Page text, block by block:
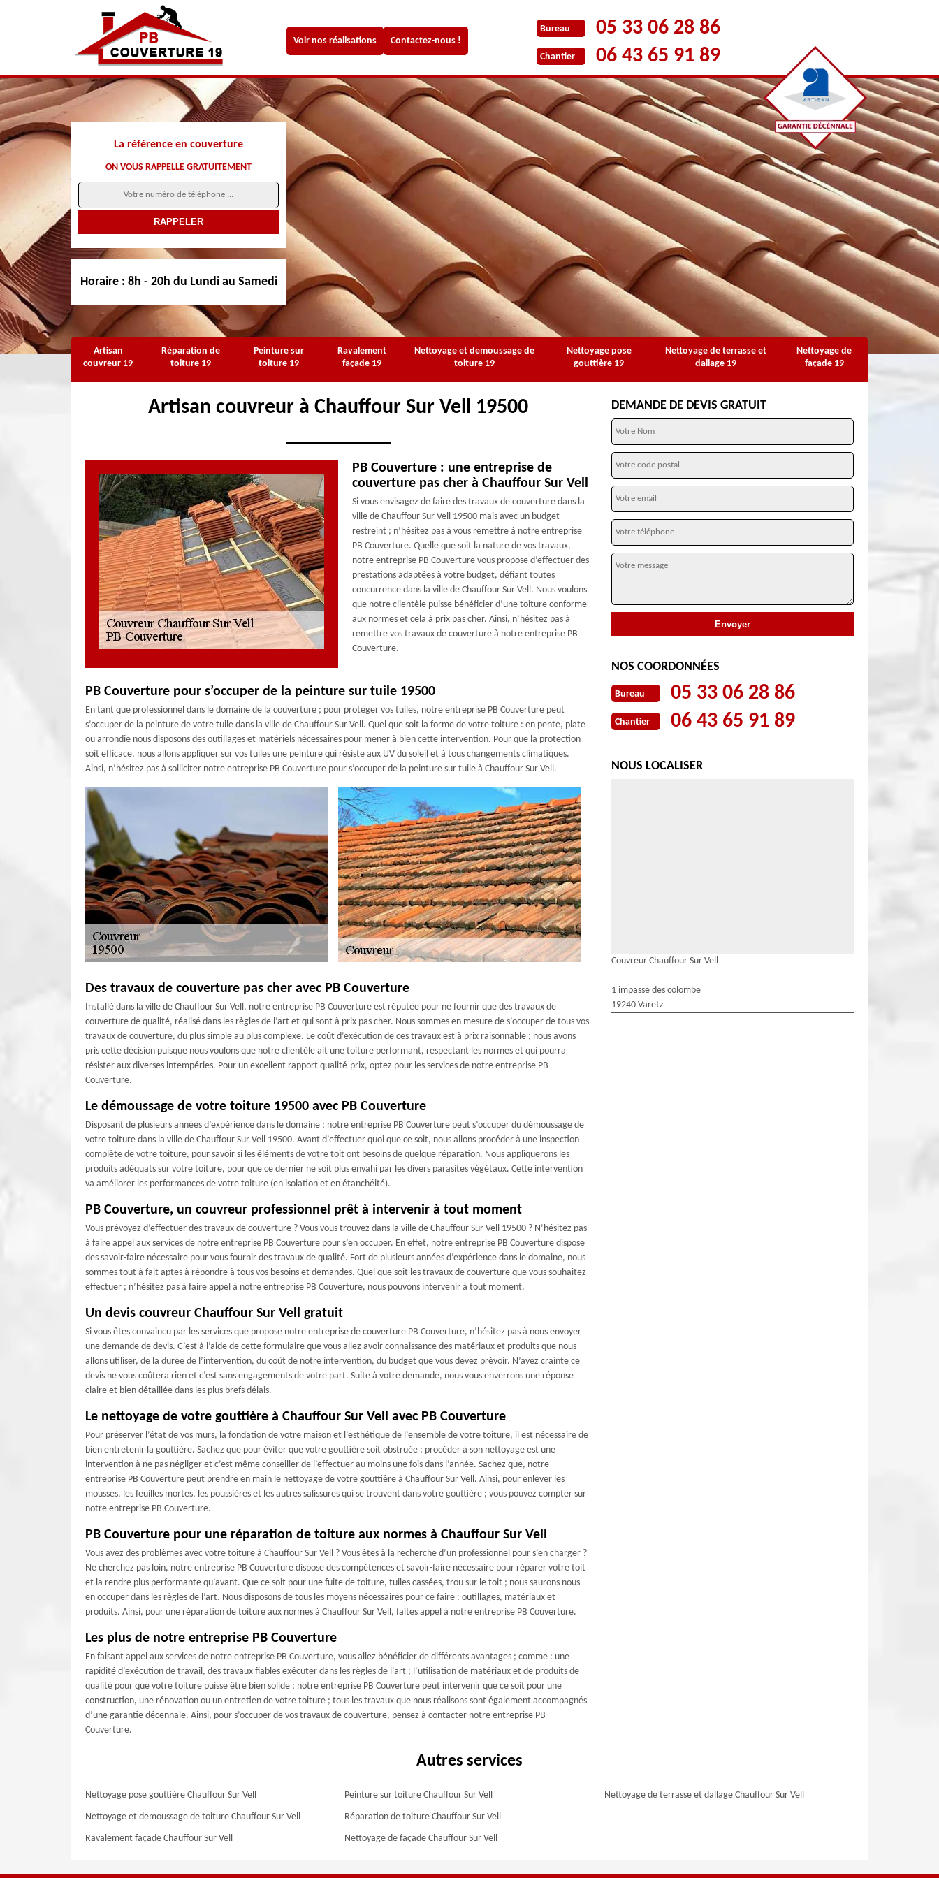
Voir nos réalisations Contactez-nous !
Bureau 05 33 06 28 86
Chantier 06 43 65 91 89
La référence en couverture
ON VOUS RAPPELLE GRATUITEMENT
Horaire : 8h - 20h du Lundi au Samedi
Artisan
couvreur 19
Réparation de
toiture 19
Peinture sur
toiture 19
Ravalement
façade 19
Nettoyage et demoussage de
toiture 19
Nettoyage pose
gouttière 19
Nettoyage de terrasse et
dallage 19
Nettoyage de
façade 19
Artisan couvreur à Chauffour Sur Vell 19500
PB Couverture : une entreprise de
couverture pas cher à Chauffour Sur Vell
Si vous envisagez de faire des travaux de couverture dans la
ville de Chauffour Sur Vell 19500 mais avec un budget
restreint ; n’hésitez pas à vous remettre à notre entreprise
PB Couverture. Quelle que soit la nature de vos travaux,
notre entreprise PB Couverture vous propose d’effectuer des
prestations adaptées à votre budget, défiant toutes
concurrence dans la ville de Chauffour Sur Vell. Nous voulons
que notre clientèle puisse bénéficier d’une toiture conforme
aux normes et cela à prix pas cher. Ainsi, n’hésitez pas à
remettre vos travaux de couverture à notre entreprise PB
Couverture.
PB Couverture pour s’occuper de la peinture sur tuile 19500
En tant que professionnel dans le domaine de la couverture ; pour protéger vos tuiles, notre entreprise PB Couverture peut
s’occuper de la peinture de votre tuile dans la ville de Chauffour Sur Vell. Quel que soit la forme de votre toiture : en pente, plate
ou arrondie nous disposons des outillages et matériels nécessaires pour mener à bien cette intervention. Pour que la protection
soit efficace, nous allons appliquer sur vos tuiles une peinture qui résiste aux UV du soleil et à tous changements climatiques.
Ainsi, n’hésitez pas à solliciter notre entreprise PB Couverture pour s’occuper de la peinture sur tuile à Chauffour Sur Vell.
Des travaux de couverture pas cher avec PB Couverture
Installé dans la ville de Chauffour Sur Vell, notre entreprise PB Couverture est réputée pour ne fournir que des travaux de
couverture de qualité, réalisé dans les règles de l’art et qui sont à prix pas cher. Nous sommes en mesure de s’occuper de tous vos
travaux de couverture, du plus simple au plus complexe. Le coût d’exécution de ces travaux est à prix raisonnable ; nous avons
pris cette décision puisque nous voulons que notre clientèle ait une toiture performant, respectant les normes et qui pourra
résister aux diverses intempéries. Pour un excellent rapport qualité-prix, optez pour les services de notre entreprise PB
Couverture.
Le démoussage de votre toiture 19500 avec PB Couverture
Disposant de plusieurs années d’expérience dans le domaine ; notre entreprise PB Couverture peut s’occuper du démoussage de
votre toiture dans la ville de Chauffour Sur Vell 19500. Avant d’effectuer quoi que ce soit, nous allons procéder à une inspection
complète de votre toiture, pour savoir si les éléments de votre toit ont besoins de quelque réparation. Nous appliquerons les
produits adéquats sur votre toiture, pour que ce dernier ne soit plus envahi par les divers parasites végétaux. Cette intervention
va améliorer les performances de votre toiture (en isolation et en étanchéité).
PB Couverture, un couvreur professionnel prêt à intervenir à tout moment
Vous prévoyez d’effectuer des travaux de couverture ? Vous vous trouvez dans la ville de Chauffour Sur Vell 19500 ? N’hésitez pas
à faire appel aux services de notre entreprise PB Couverture pour s’en occuper. En effet, notre entreprise PB Couverture dispose
des savoir-faire nécessaire pour vous fournir des travaux de qualité. Fort de plusieurs années d’expérience dans le domaine, nous
sommes tout à fait aptes à répondre à tous vos besoins et demandes. Quel que soit les travaux de couverture que vous souhaitez
effectuer ; n’hésitez pas à faire appel à notre entreprise PB Couverture, nous pouvons intervenir à tout moment.
Un devis couvreur Chauffour Sur Vell gratuit
Si vous êtes convaincu par les services que propose notre entreprise de couverture PB Couverture, n’hésitez pas à nous envoyer
une demande de devis. C’est à l’aide de cette formulaire que vous allez avoir connaissance des matériaux et produits que nous
allons utiliser, de la durée de l’intervention, du coût de notre intervention, du budget que vous devez prévoir. N’ayez crainte ce
devis ne vous coûtera rien et c’est sans engagements de votre part. Suite à votre demande, nous vous enverrons une réponse
claire et bien détaillée dans les plus brefs délais.
Le nettoyage de votre gouttière à Chauffour Sur Vell avec PB Couverture
Pour préserver l’état de vos murs, la fondation de votre maison et l’esthétique de l’ensemble de votre toiture, il est nécessaire de
bien entretenir la gouttière. Sachez que pour éviter que votre gouttière soit obstruée ; procéder à son nettoyage est une
intervention à ne pas négliger et c’est même conseiller de l’effectuer au moins une fois dans l’année. Sachez que, notre
entreprise PB Couverture peut prendre en main le nettoyage de votre gouttière à Chauffour Sur Vell. Ainsi, pour enlever les
mousses, les feuilles mortes, les poussières et les autres salissures qui se trouvent dans votre gouttière ; vous pouvez compter sur
notre entreprise PB Couverture.
PB Couverture pour une réparation de toiture aux normes à Chauffour Sur Vell
Vous avez des problèmes avec votre toiture à Chauffour Sur Vell ? Vous êtes à la recherche d’un professionnel pour s’en charger ?
Ne cherchez pas loin, notre entreprise PB Couverture dispose des compétences et savoir-faire nécessaire pour réparer votre toit
et la rendre plus performante qu’avant. Que ce soit pour une fuite de toiture, tuiles cassées, trou sur le toit ; nous saurons nous
en occuper dans les règles de l’art. Nous disposons de tous les moyens nécessaires pour ce faire : outillages, matériaux et
produits. Ainsi, pour une réparation de toiture aux normes à Chauffour Sur Vell, faites appel à notre entreprise PB Couverture.
Les plus de notre entreprise PB Couverture
En faisant appel aux services de notre entreprise PB Couverture, vous allez bénéficier de différents avantages ; comme : une
rapidité d’exécution de travail, des travaux fiables exécuter dans les règles de l’art ; l’utilisation de matériaux et de produits de
qualité pour que votre toiture puisse être bien solide ; notre entreprise PB Couverture peut intervenir que ce soit pour une
construction, une rénovation ou un entretien de votre toiture ; tous les travaux que nous réalisons sont également accompagnés
d’une garantie décennale. Ainsi, pour s’occuper de vos travaux de couverture, pensez à contacter notre entreprise PB
Couverture.
DEMANDE DE DEVIS GRATUIT
NOS COORDONNÉES
Bureau 05 33 06 28 86
Chantier 06 43 65 91 89
NOUS LOCALISER
Couvreur Chauffour Sur Vell
1 impasse des colombe
19240 Varetz
Autres services
Nettoyage pose gouttière Chauffour Sur Vell
Nettoyage et demoussage de toiture Chauffour Sur Vell
Ravalement façade Chauffour Sur Vell
Peinture sur toiture Chauffour Sur Vell
Réparation de toiture Chauffour Sur Vell
Nettoyage de façade Chauffour Sur Vell
Nettoyage de terrasse et dallage Chauffour Sur Vell